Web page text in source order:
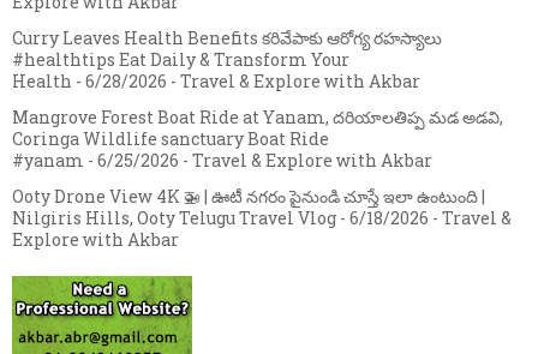
Curry Leaves Health Benefits కరివేపాకు ఆరోగ్య రహస్యాలు
#healthtips Eat Daily & Transform Your
Health - 6/28/2026 - Travel & Explore with Akbar
Mangrove Forest Boat Ride at Yanam, దరియాలతిప్ప మడ అడవి,
Coringa Wildlife sanctuary Boat Ride
#yanam - 6/25/2026 - Travel & Explore with Akbar
Ooty Drone View 4K 🚁 | ఊటీ నగరం పైనుండి చూస్తే ఇలా ఉంటుంది |
Nilgiris Hills, Ooty Telugu Travel Vlog - 6/18/2026 - Travel &
Explore with Akbar